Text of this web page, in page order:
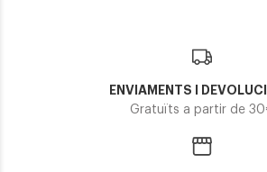
ENVIAMENTS I
Gratuïts a partir de